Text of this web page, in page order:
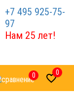
+7 495 925-75-
97
Нам 25 лет!
0 0